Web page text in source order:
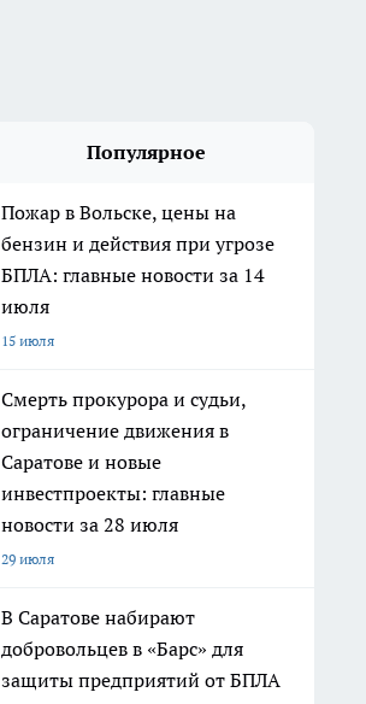
Популярное
Пожар в Вольске, цены на
бензин и действия при угрозе
БПЛА: главные новости за 14
июля
15 июля
Смерть прокурора и судьи,
ограничение движения в
Саратове и новые
инвестпроекты: главные
новости за 28 июля
29 июля
В Саратове набирают
добровольцев в «Барс» для
защиты предприятий от БПЛА